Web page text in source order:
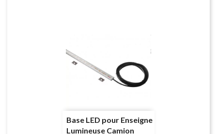
Base LED pour Enseigne
Lumineuse Camion